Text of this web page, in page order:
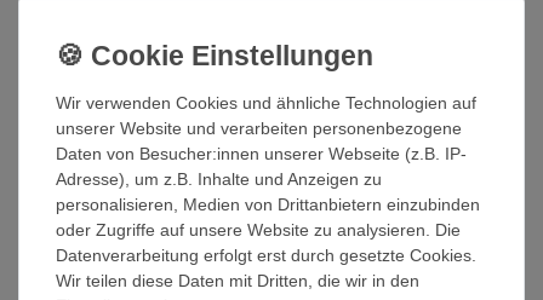
Beschreibung
Weitere Details
Der Hybrid-Wechselrichter Sunny Tripower Smart Energy ist die
Wir verwenden Cookies und ähnliche Technologien auf
unserer Website und verarbeiten personenbezogene
Daten von Besucher:innen unserer Webseite (z.B. IP-
Adresse), um z.B. Inhalte und Anzeigen zu
personalisieren, Medien von Drittanbietern einzubinden
oder Zugriffe auf unsere Website zu analysieren. Die
Datenverarbeitung erfolgt erst durch gesetzte Cookies.
Wir teilen diese Daten mit Dritten, die wir in den